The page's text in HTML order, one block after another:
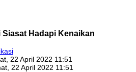
Hadapi Kenaikan
22 April 2022 11:51
22 April 2022 11:51